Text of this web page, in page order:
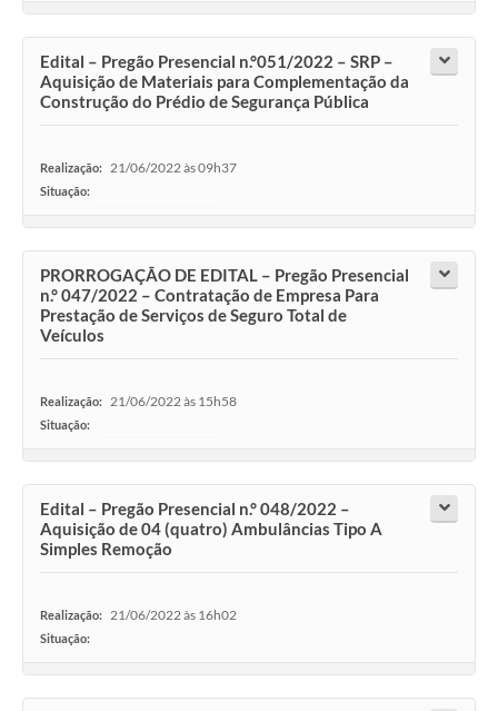
Edital – Pregão Presencial n.°051/2022 – SRP –
Aquisição de Materiais para Complementação da
Construção do Prédio de Segurança Pública
Realização: 21/06/2022 às 09h37
Situação:
PRORROGAÇÃO DE EDITAL – Pregão Presencial
n.° 047/2022 – Contratação de Empresa Para
Prestação de Serviços de Seguro Total de
Veículos
Realização: 21/06/2022 às 15h58
Situação:
Edital – Pregão Presencial n.° 048/2022 –
Aquisição de 04 (quatro) Ambulâncias Tipo A
Simples Remoção
Realização: 21/06/2022 às 16h02
Situação: